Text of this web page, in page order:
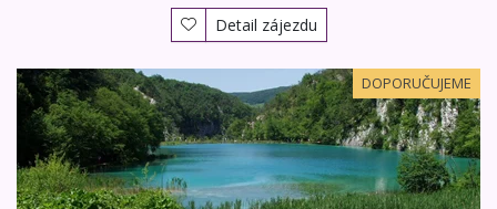
Detail zájezdu
DOPORUČUJEME
Národní parky a přírodní krásy Chorvatska - krátkodobý